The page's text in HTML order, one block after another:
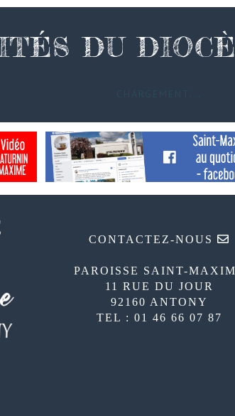
DU
CONTACTEZ-NOUS
PAROISSE SAINT-
11 RUE DU JOUR
92160 ANTONY
TEL : 01 46 66 07 87